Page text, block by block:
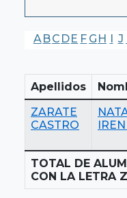
A BC DE F G H I J
Apellidos
ZARATE
CASTRO
TOTAL DE
CON LA LETRA